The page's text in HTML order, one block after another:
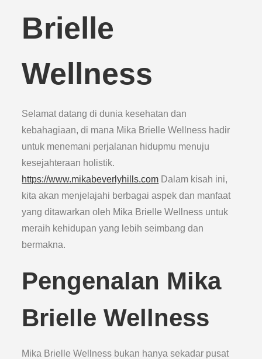
Brielle
Wellness
Selamat datang di dunia kesehatan dan
kebahagiaan, di mana Mika Brielle Wellness hadir
untuk menemani perjalanan hidupmu menuju
kesejahteraan holistik.
https://www.mikabeverlyhills.com Dalam kisah ini,
kita akan menjelajahi berbagai aspek dan manfaat
yang ditawarkan oleh Mika Brielle Wellness untuk
meraih kehidupan yang lebih seimbang dan
bermakna.
Pengenalan Mika
Brielle Wellness
Mika Brielle Wellness bukan hanya sekadar pusat